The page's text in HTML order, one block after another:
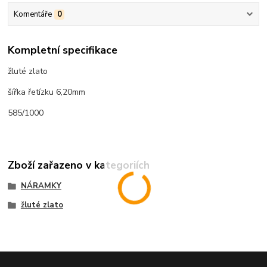
Komentáře 0
Kompletní specifikace
žluté zlato
šířka řetízku 6,20mm
585/1000
Zboží zařazeno v kategoriích
NÁRAMKY
žluté zlato